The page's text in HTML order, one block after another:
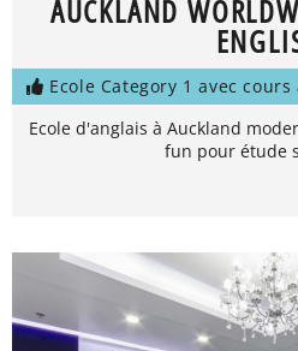
AUCKLAND
Ecole Category 1 avec
Ecole d'anglais à Auckland
fun pour étude